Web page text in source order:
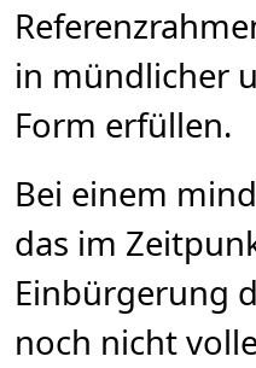
in mündlicher
Form erfüllen.
Bei einem
das im
Einbürgerung
noch nicht